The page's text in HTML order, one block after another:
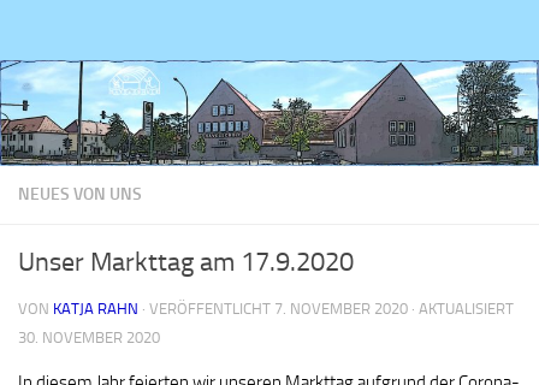
NEUES VON UNS
Unser Markttag am 17.9.2020
VON KATJA RAHN · VERÖFFENTLICHT 7. NOVEMBER 2020 · AKTUALISIERT
30. NOVEMBER 2020